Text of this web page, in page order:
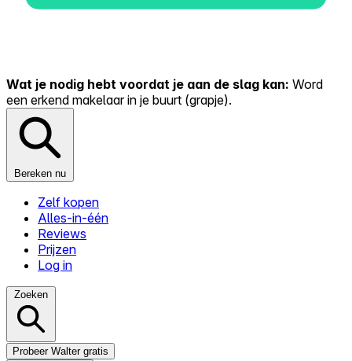
Wat je nodig hebt voordat je aan de slag kan: Word
een erkend makelaar in je buurt (grapje).
Bereken nu
Zelf kopen
Alles-in-één
Reviews
Prijzen
Log in
Zoeken
Probeer Walter gratis